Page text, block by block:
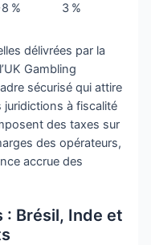
% 3 %
délivrées par la
Gambling
sécurisé qui attire
juridictions à fiscalité
des taxes sur
des opérateurs,
accrue des
: Brésil, Inde et